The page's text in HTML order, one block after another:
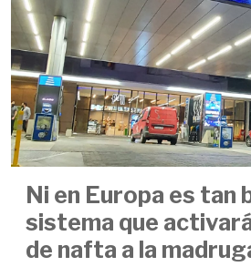
Ni en Europa es tan
sistema que
de nafta a la